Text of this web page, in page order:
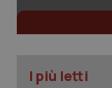
I più letti